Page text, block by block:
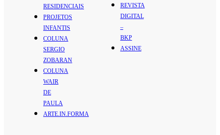
RESIDENCIAIS
PROJETOS
INFANTIS
COLUNA
SERGIO
ZOBARAN
COLUNA
WAIR
DE
PAULA
ARTE.IN.FORMA
REVISTA
DIGITAL
–
BKP
ASSINE